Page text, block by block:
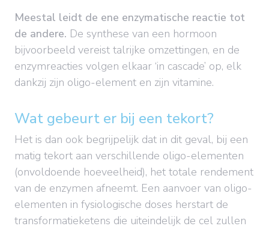
Meestal leidt de ene enzymatische reactie tot
de andere. De synthese van een hormoon
bijvoorbeeld vereist talrijke omzettingen, en de
enzymreacties volgen elkaar ‘in cascade’ op, elk
dankzij zijn oligo-element en zijn vitamine.
Wat gebeurt er bij een tekort?
Het is dan ook begrijpelijk dat in dit geval, bij een
matig tekort aan verschillende oligo-elementen
(onvoldoende hoeveelheid), het totale rendement
van de enzymen afneemt. Een aanvoer van oligo-
elementen in fysiologische doses herstart de
transformatieketens die uiteindelijk de cel zullen